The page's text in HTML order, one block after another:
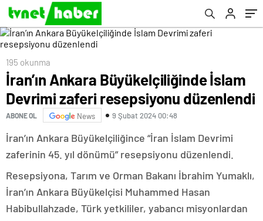
195 okunma
İran’ın Ankara Büyükelçiliğinde İslam
Devrimi zaferi resepsiyonu düzenlendi
ABONE OL News 9 Şubat 2024 00:48
İran’ın Ankara Büyükelçiliğince “İran İslam Devrimi
zaferinin 45. yıl dönümü” resepsiyonu düzenlendi.
Resepsiyona, Tarım ve Orman Bakanı İbrahim Yumaklı,
İran’ın Ankara Büyükelçisi Muhammed Hasan
Habibullahzade, Türk yetkililer, yabancı misyonlardan